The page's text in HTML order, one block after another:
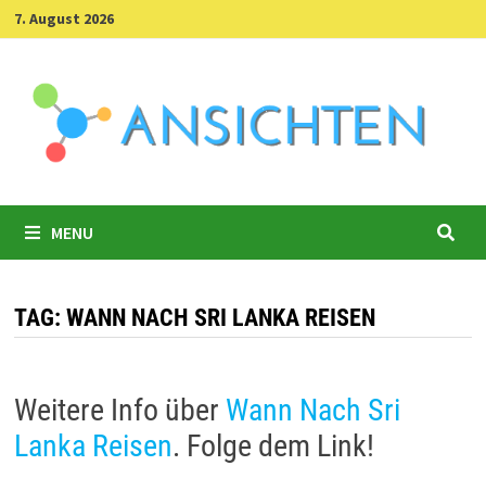
Skip
to
7. August 2026
MENU
TAG: WANN NACH SRI LANKA REISEN
Weitere Info über Wann Nach Sri
Lanka Reisen. Folge dem Link!